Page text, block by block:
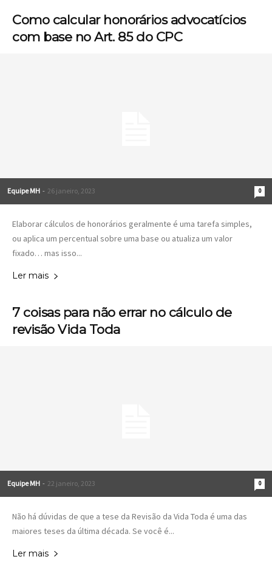
Como calcular honorários advocatícios
com base no Art. 85 do CPC
Equipe MH - 26 janeiro, 2023 0
Elaborar cálculos de honorários geralmente é uma tarefa simples,
ou aplica um percentual sobre uma base ou atualiza um valor
fixado… mas isso...
Ler mais
7 coisas para não errar no cálculo de
revisão Vida Toda
Equipe MH - 22 janeiro, 2023 0
Não há dúvidas de que a tese da Revisão da Vida Toda é uma das
maiores teses da última década. Se você é...
Ler mais